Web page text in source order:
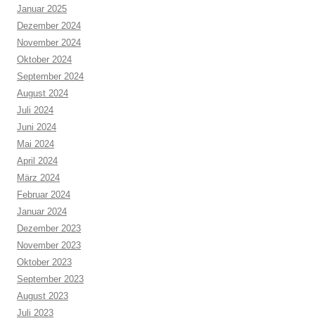
Januar 2025
Dezember 2024
November 2024
Oktober 2024
September 2024
August 2024
Juli 2024
Juni 2024
Mai 2024
April 2024
März 2024
Februar 2024
Januar 2024
Dezember 2023
November 2023
Oktober 2023
September 2023
August 2023
Juli 2023